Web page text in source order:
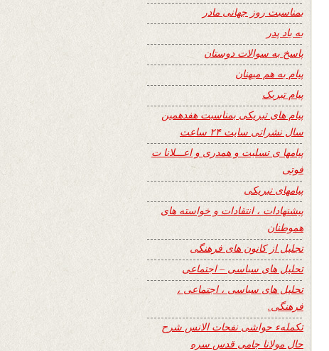
بمناسبت روز جهانی مادر
به یاد پدر
پاسخ به سوالات دوستان
پیام به هم میهنان
پیام تبریک
پیام های تبریکی بمناسبت هفدهمین
سال نشراتی سایت ۲۴ ساعت
پیامها ی تسلیت و همدری و اعـــلانا ت
فوتی
پیامهای تبریکی
پیشنهادات ، انتقادات و خواسته های
هموطنان
تجلیل از کانون های فرهنگی
تحلیل های سیاسی – اجتماعی
تحلیل های سیاسی ، اجتماعی ،
فرهنگی.
تکملهء حواشی نفحات الانس شرح
حال مولانا جامی قدس سره